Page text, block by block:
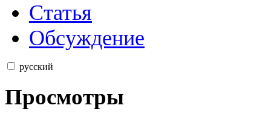
Статья
Обсуждение
русский
Просмотры